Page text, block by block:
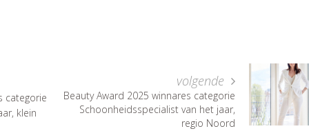
categorie
klein
volgende
Beauty Award 2025 winnares categorie
Schoonheidsspecialist van het jaar,
regio Noord